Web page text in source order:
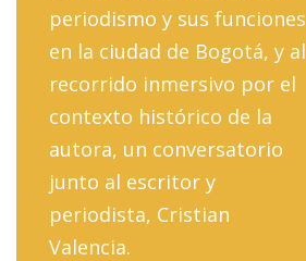
periodismo y sus funciones
en la ciudad de Bogotá, y al
recorrido inmersivo por el
contexto histórico de la
autora, un conversatorio
junto al escritor y
periodista, Cristian
Valencia.